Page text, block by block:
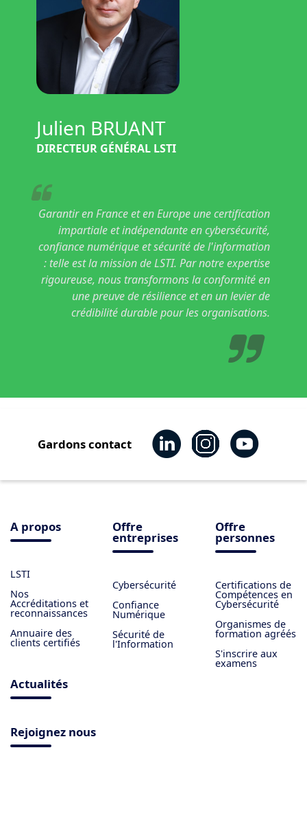
Garantir en France et en Europe une certification
impartiale et indépendante en cybersécurité,
confiance numérique et sécurité de l'information
: telle est la mission de LSTI. Par notre expertise
rigoureuse, nous transformons la conformité en
une preuve de résilience et en un levier de
crédibilité durable pour les organisations.
Julien BRUANT
DIRECTEUR GÉNÉRAL LSTI
Gardons contact
A propos
LSTI
Nos
Accréditations et
reconnaissances
Annuaire des
clients certifiés
Offre
entreprises
Cybersécurité
Confiance
Numérique
Sécurité de
l'Information
Offre
personnes
Certifications de
Compétences en
Cybersécurité
Organismes de
formation agréés
S'inscrire aux
examens
Actualités
Rejoignez nous